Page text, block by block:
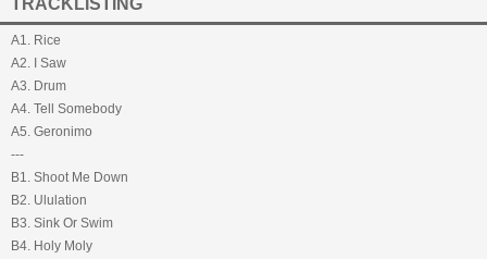
A1. Rice
A2. I Saw
A3. Drum
A4. Tell Somebody
A5. Geronimo
---
B1. Shoot Me Down
B2. Ululation
B3. Sink Or Swim
B4. Holy Moly